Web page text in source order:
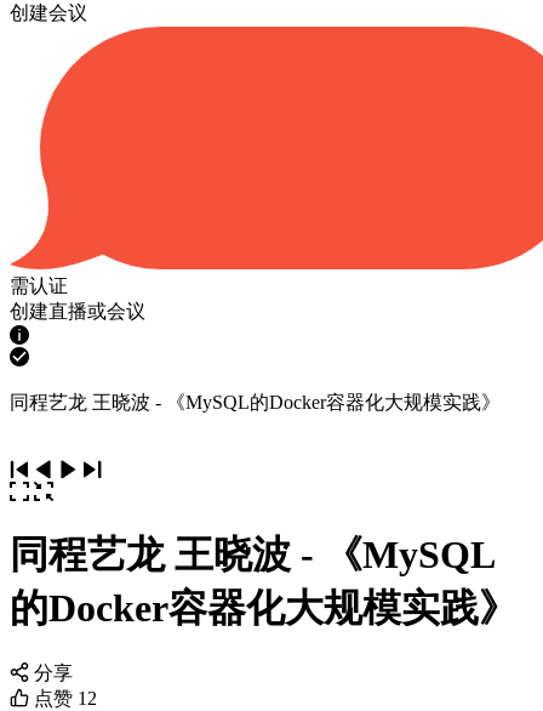
创建会议
需认证
创建直播或会议
同程艺龙 王晓波 - 《MySQL的Docker容器化大规模实践》
同程艺龙 王晓波 - 《MySQL
的Docker容器化大规模实践》
分享
点赞 12